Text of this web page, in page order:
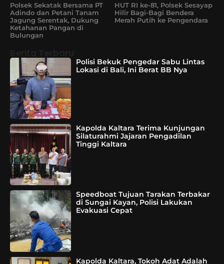
Polsek Sekatak Bersama PT
Adindo dan Petani Tanam
Jagung Serentak, Dukung
Ketahanan Pangan di
Bulungan
HUT RI ke-81, Polsek Sesayap
Hilir Bagi-Bagi Bendera
Merah Putih ke Pengendara
Polisi Bekuk Pengedar Sabu Lintas
Lokasi di Bali, Ini Berat BB Nya
Kapolda Kaltara Terima Kunjungan
Silaturahmi Jajaran Pengadilan
Tinggi Kaltara
Speedboat Tujuan Tarakan Terbakar
di Sungai Kayan, Polisi Lakukan
Evakuasi Cepat
Kapolda Kaltara, Tokoh Adat Adalah